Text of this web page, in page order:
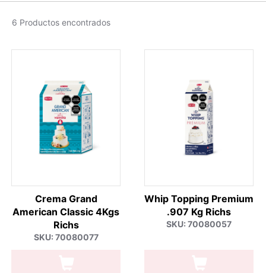
6 Productos encontrados
Crema Grand
American Classic 4Kgs
Richs
SKU: 70080077
Whip Topping Premium
.907 Kg Richs
SKU: 70080057